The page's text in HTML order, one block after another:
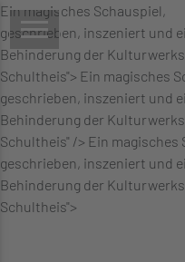
Ein magisches Schauspiel,
geschrieben, inszeniert und
Behinderung der
Schultheis"> Ein magisches
geschrieben, inszeniert und
Behinderung der
Schultheis" /> Ein magisches
geschrieben, inszeniert und
Behinderung der
Schultheis">